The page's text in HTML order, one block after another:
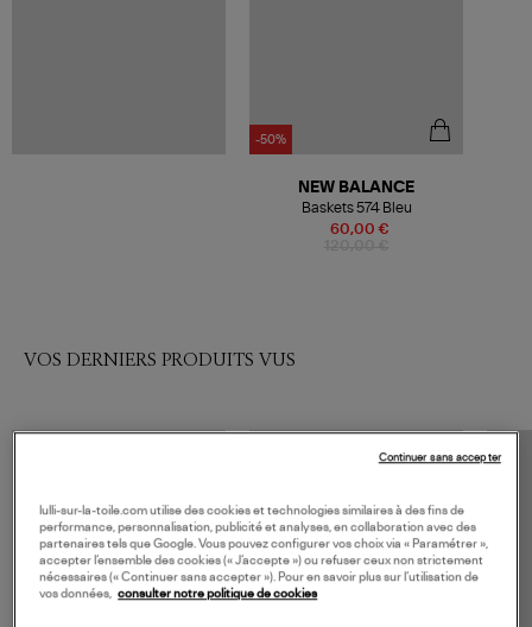
-50%
60,00 €
NEW BALANCE
Baskets 574 Bleu
VOS DERNIERS PRODUITS VUS
lulli-sur-la-toile.com utilise des cookies et technologies similaires à des fins de
performance, personnalisation, publicité et analyses, en collaboration avec des
partenaires tels que Google. Vous pouvez configurer vos choix via « Paramétrer »,
accepter l’ensemble des cookies (« J’accepte ») ou refuser ceux non strictement
nécessaires (« Continuer sans accepter »). Pour en savoir plus sur l’utilisation de
vos données, consulter notre politique de cookies
Continuer sans accepter